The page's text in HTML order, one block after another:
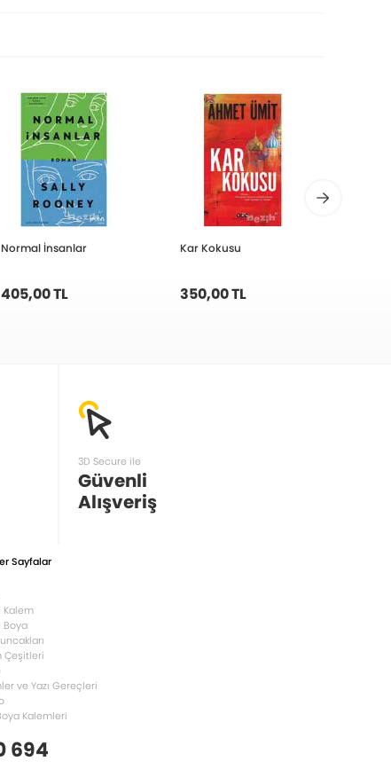
Normal İnsanlar
405,00 TL
Kar Kokusu
350,00 TL
3D Secure ile
Güvenli
Alışveriş
Sayfalar
Kalem
Boya
Çeşitleri
ve Yazı Gereçleri
Kalemleri
694